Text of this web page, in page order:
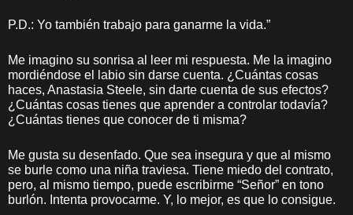
P.D.: Yo también trabajo para ganarme la vida.”
Me imagino su sonrisa al leer mi respuesta. Me la imagino
mordiéndose el labio sin darse cuenta. ¿Cuántas cosas
haces, Anastasia Steele, sin darte cuenta de sus efectos?
¿Cuántas cosas tienes que aprender a controlar todavía?
¿Cuántas tienes que conocer de ti misma?
Me gusta su desenfado. Que sea insegura y que al mismo
se burle como una niña traviesa. Tiene miedo del contrato,
pero, al mismo tiempo, puede escribirme “Señor” en tono
burlón. Intenta provocarme. Y, lo mejor, es que lo consigue.